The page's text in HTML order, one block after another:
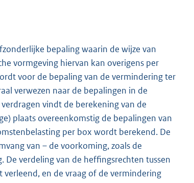
bepaling waarin de wijze van
vormgeving hiervan kan overigens per
voor de bepaling van de vermindering ter
verwezen naar de bepalingen in de
vindt de berekening van de
plaats overeenkomstig de bepalingen van
per box wordt berekend. De
van – de voorkoming, zoals de
verdeling van de heffingsrechten tussen
en de vraag of de vermindering